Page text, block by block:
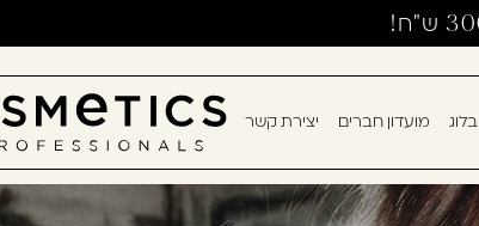
בלוג מועדון חברים יצירת קשר
עוד לא נרשמתם? יאללה, תצטרפו!